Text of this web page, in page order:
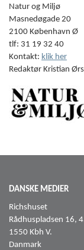
Natur og Miljø
Masnedøgade 20
2100 København Ø
tlf: 31 19 32 40
Kontakt: klik her
Redaktør Kristian
DANSKE MEDIER
Richshuset
Rådhuspladsen 16,
1550 Kbh V.
Danmark